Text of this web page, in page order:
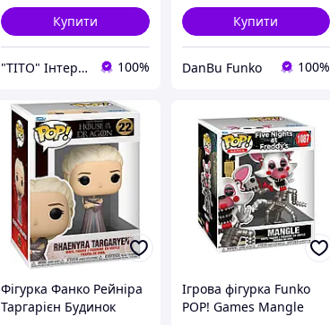
Купити
"ТІТО" Інтернет-магазин 100%
Купити
DanBu Funko 100%
Фігурка Фанко Рейніра
Таргарієн Будинок
Ігрова фігурка Funko
POP! Games Mangle